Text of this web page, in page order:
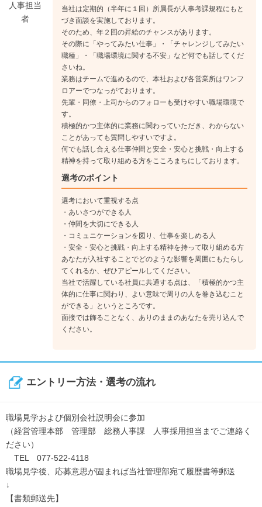
人事担当
者
当社は定期的（半年に１回）所属長が人事考課規程にもと
づき面談を実施しております。
そのため、年２回の昇給のチャンスがあります。
その際に「やってみたい仕事」・「チャレンジしてみたい
職種」・「職場環境に関する不安」など何でも話してくだ
さいね。
業務はチームで進めるので、本社および各営業所はワンフ
ロアーでつなっがております。
先輩・同僚・上司からのフォローも受けやすい職場環境で
す。
積極的かつ主体的に業務に関わっていただき、わからない
ことがあっても質問しやすいですよ。
何でも話し合える仕事仲間と安全・安心と挑戦・向上する
精神を持って取り組める方をこころまちにしております。
選考のポイント
選考において重視する点
・あいさつができる人
・仲間を大切にできる人
・コミュニケーションを図り、仕事を楽しめる人
・安全・安心と挑戦・向上する精神を持って取り組める方
あなたが入社することでどのような影響を周囲にもたらし
てくれるか、ぜひアピールしてください。
当社で活躍している社員に共通する点は、「積極的かつ主
体的に仕事に関わり、よい意味で周りの人を巻き込むこと
ができる」というところです。
面接では飾ることなく、ありのままのあなたを売り込んで
ください。
エントリー方法・選考の流れ
職場見学および個別会社説明会に参加
（経営管理本部 管理部 総務人事課 人事採用担当までご連絡く
ださい）
TEL 077-522-4118
職場見学後、応募意思が固まれば当社管理部宛て履歴書等郵送
↓
【書類郵送先】